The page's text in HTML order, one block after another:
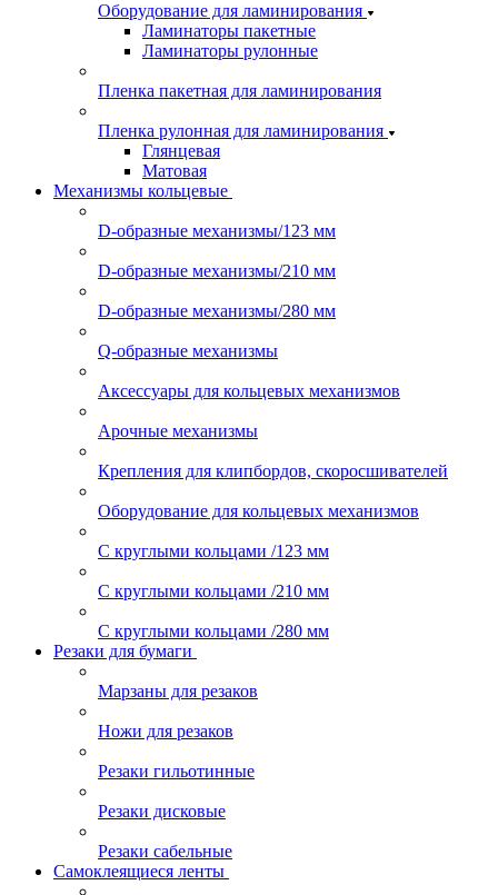
Оборудование для ламинирования
Ламинаторы пакетные
Ламинаторы рулонные
Пленка пакетная для ламинирования
Пленка рулонная для ламинирования
Глянцевая
Матовая
Механизмы кольцевые
D-образные механизмы/123 мм
D-образные механизмы/210 мм
D-образные механизмы/280 мм
Q-образные механизмы
Аксессуары для кольцевых механизмов
Арочные механизмы
Крепления для клипбордов, скоросшивателей
Оборудование для кольцевых механизмов
С круглыми кольцами /123 мм
С круглыми кольцами /210 мм
С круглыми кольцами /280 мм
Резаки для бумаги
Марзаны для резаков
Ножи для резаков
Резаки гильотинные
Резаки дисковые
Резаки сабельные
Самоклеящиеся ленты